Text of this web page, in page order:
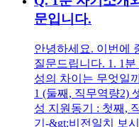
문입니다.
안녕하세요. 이번에
질문드립니다. 1. 1
성의 차이는 무엇일
1 (둘째, 직무역량2)
성 지원동기 : 첫째,
기-&gt;비전일치 보